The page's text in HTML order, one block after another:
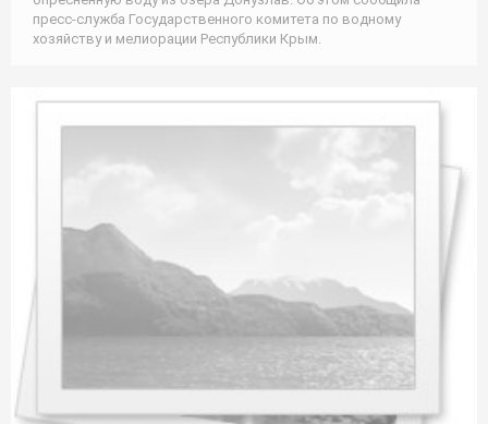
пресс-служба Государственного комитета по водному
хозяйству и мелиорации Республики Крым.